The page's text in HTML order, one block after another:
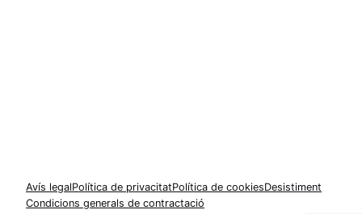
Avís legalPolítica de privacitatPolítica de cookiesDesistiment
Condicions generals de contractació